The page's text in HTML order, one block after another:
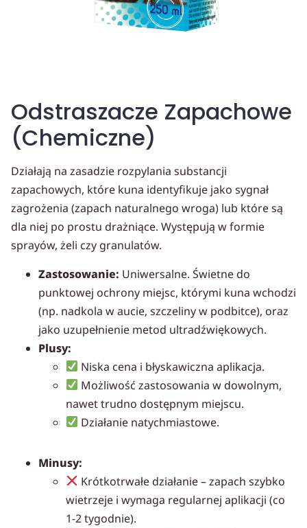
Odstraszacze Zapachowe
(Chemiczne)
Działają na zasadzie rozpylania substancji
zapachowych, które kuna identyfikuje jako sygnał
zagrożenia (zapach naturalnego wroga) lub które są
dla niej po prostu drażniące. Występują w formie
sprayów, żeli czy granulatów.
Zastosowanie: Uniwersalne. Świetne do
punktowej ochrony miejsc, którymi kuna wchodzi
(np. nadkola w aucie, szczeliny w podbitce), oraz
jako uzupełnienie metod ultradźwiękowych.
Plusy:
Niska cena i błyskawiczna aplikacja.
Możliwość zastosowania w dowolnym,
nawet trudno dostępnym miejscu.
Działanie natychmiastowe.
Minusy:
Krótkotrwałe działanie – zapach szybko
wietrzeje i wymaga regularnej aplikacji (co
1-2 tygodnie).